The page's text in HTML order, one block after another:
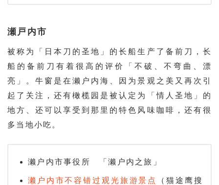
瀬戸内市
被称为「日本刀的圣地」的长船生产了备前刀，长
船的备前刀有着很高的评价「不破、不弯曲、漂
亮」。牛窗是在濑户内海、因为景观之美又再次引
起了关注，还有橄榄园是被认定为「情人圣地」的
地方、还可以享受到那里的特色风味咖啡，还有很
多当地小吃。
濑户内市事役所 「濑户内之旅」
濑户内市不容错过观光旅游景点
（猫途鹰搜